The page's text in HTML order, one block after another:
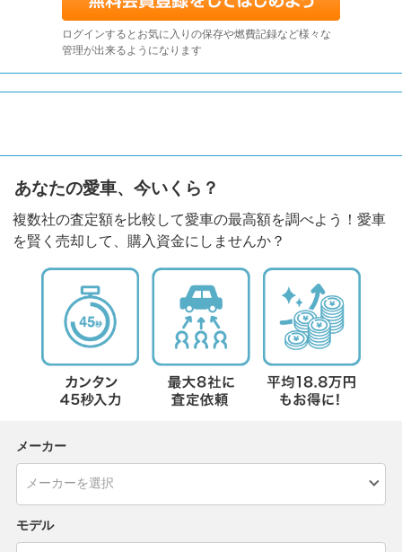
ログインするとお気に入りの保存や燃費記録など様々な
管理が出来るようになります
あなたの愛車、今いくら？
複数社の査定額を比較して愛車の最高額を調べよう！愛車
を賢く売却して、購入資金にしませんか？
メーカー
モデル